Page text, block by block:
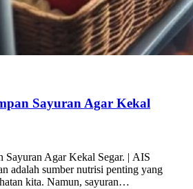
Sayuran Agar Kekal
Sayuran Agar Kekal Segar. | AIS
adalah sumber nutrisi penting yang
kita. Namun, sayuran…